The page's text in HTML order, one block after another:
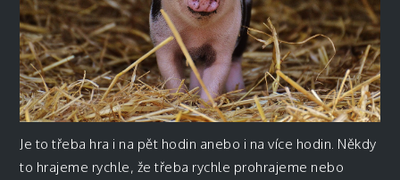
Je to třeba hra i na pět hodin anebo i na více hodin. Někdy
to hrajeme rychle, že třeba rychle prohrajeme nebo